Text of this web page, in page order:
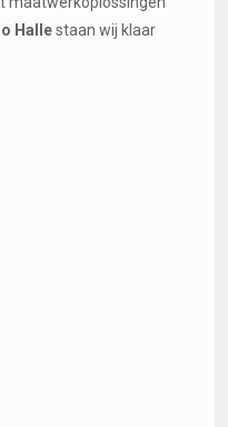
Hallestaan wij klaar